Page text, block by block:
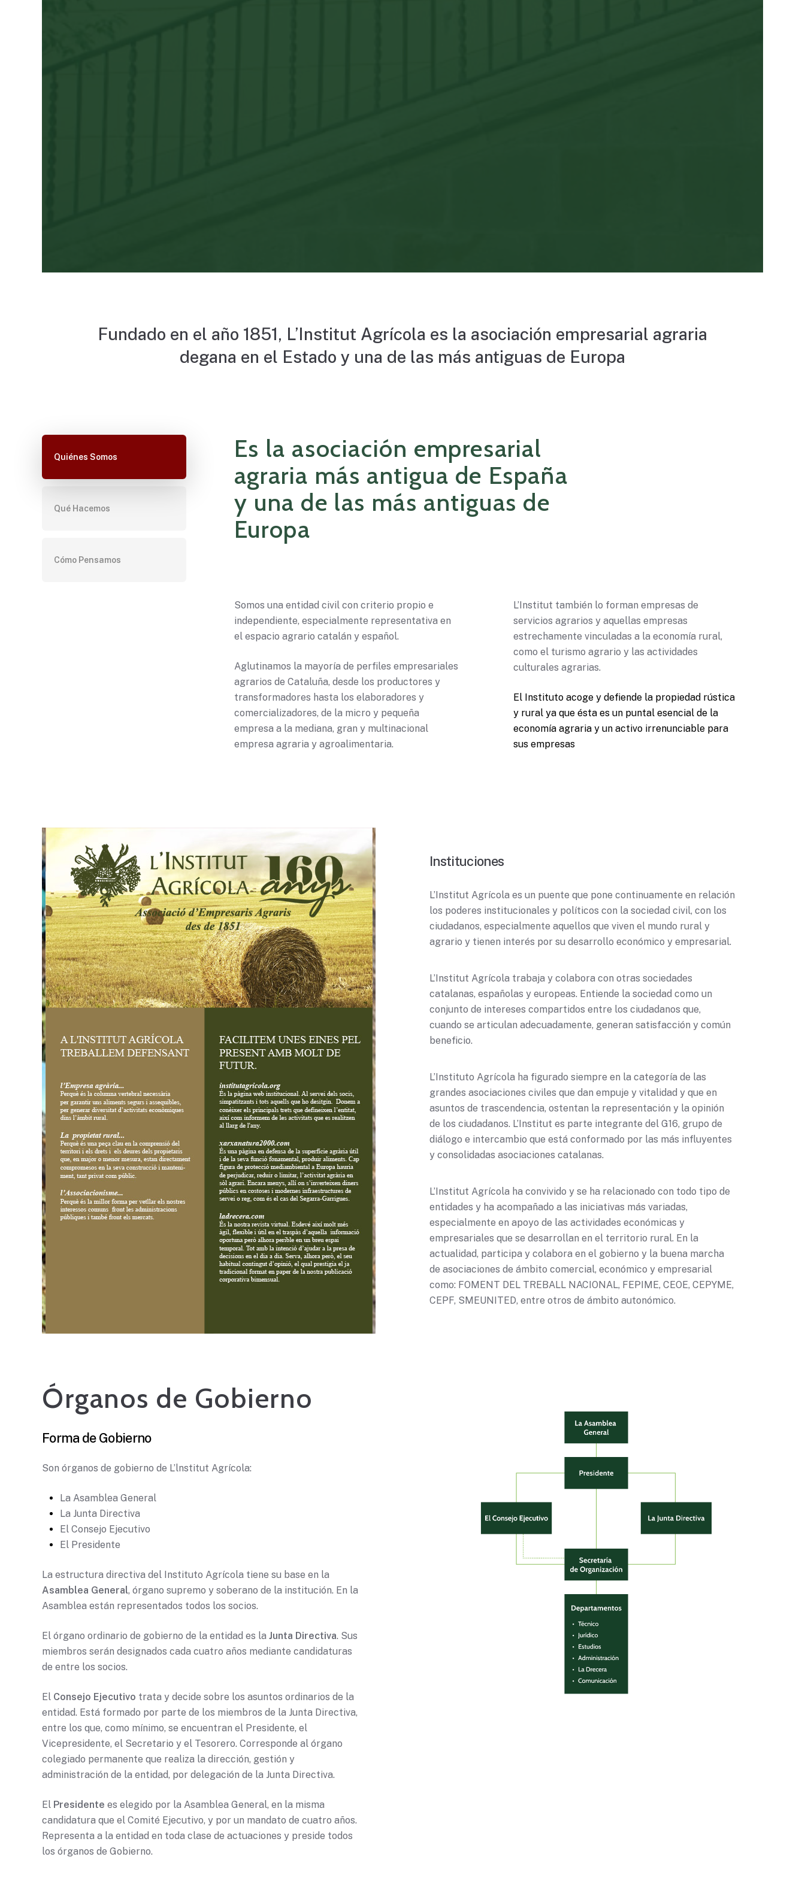
Fundado en el año 1851, L’Institut Agrícola es la asociación empresarial agraria
degana en el Estado y una de las más antiguas de Europa
Quiénes Somos
Qué Hacemos
Cómo Pensamos
Es la asociación empresarial
agraria más antigua de España
y una de las más antiguas de
Europa
Somos una entidad civil con criterio propio e
independiente, especialmente representativa en
el espacio agrario catalán y español.
Aglutinamos la mayoría de perfiles empresariales
agrarios de Cataluña, desde los productores y
transformadores hasta los elaboradores y
comercializadores, de la micro y pequeña
empresa a la mediana, gran y multinacional
empresa agraria y agroalimentaria.
L’Institut también lo forman empresas de
servicios agrarios y aquellas empresas
estrechamente vinculadas a la economía rural,
como el turismo agrario y las actividades
culturales agrarias.
El Instituto acoge y defiende la propiedad rústica
y rural ya que ésta es un puntal esencial de la
economía agraria y un activo irrenunciable para
sus empresas
Instituciones
L’Institut Agrícola es un puente que pone continuamente en relación
los poderes institucionales y políticos con la sociedad civil, con los
ciudadanos, especialmente aquellos que viven el mundo rural y
agrario y tienen interés por su desarrollo económico y empresarial.
L’Institut Agrícola trabaja y colabora con otras sociedades
catalanas, españolas y europeas. Entiende la sociedad como un
conjunto de intereses compartidos entre los ciudadanos que,
cuando se articulan adecuadamente, generan satisfacción y común
beneficio.
L’Instituto Agrícola ha figurado siempre en la categoría de las
grandes asociaciones civiles que dan empuje y vitalidad y que en
asuntos de trascendencia, ostentan la representación y la opinión
de los ciudadanos. L’Institut es parte integrante del G16, grupo de
diálogo e intercambio que está conformado por las más influyentes
y consolidadas asociaciones catalanas.
L’Institut Agrícola ha convivido y se ha relacionado con todo tipo de
entidades y ha acompañado a las iniciativas más variadas,
especialmente en apoyo de las actividades económicas y
empresariales que se desarrollan en el territorio rural. En la
actualidad, participa y colabora en el gobierno y la buena marcha
de asociaciones de ámbito comercial, económico y empresarial
como: FOMENT DEL TREBALL NACIONAL, FEPIME, CEOE, CEPYME,
CEPF, SMEUNITED, entre otros de ámbito autonómico.
Órganos de Gobierno
Forma de Gobierno
Son órganos de gobierno de L’lnstitut Agrícola:
La Asamblea General
La Junta Directiva
El Consejo Ejecutivo
El Presidente
La estructura directiva del Instituto Agrícola tiene su base en la
Asamblea General, órgano supremo y soberano de la institución. En la
Asamblea están representados todos los socios.
El órgano ordinario de gobierno de la entidad es la Junta Directiva. Sus
miembros serán designados cada cuatro años mediante candidaturas
de entre los socios.
El Consejo Ejecutivo trata y decide sobre los asuntos ordinarios de la
entidad. Está formado por parte de los miembros de la Junta Directiva,
entre los que, como mínimo, se encuentran el Presidente, el
Vicepresidente, el Secretario y el Tesorero. Corresponde al órgano
colegiado permanente que realiza la dirección, gestión y
administración de la entidad, por delegación de la Junta Directiva.
El Presidente es elegido por la Asamblea General, en la misma
candidatura que el Comité Ejecutivo, y por un mandato de cuatro años.
Representa a la entidad en toda clase de actuaciones y preside todos
los órganos de Gobierno.